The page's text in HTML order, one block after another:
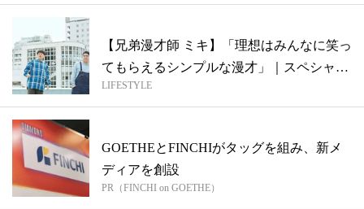
【兄弟漫才師 ミキ】「理想はみんなに笑っ
てもらえるシンプルな漫才」｜スペシャル
イ...
LIFESTYLE
GOETHEとFINCHIがタッグを組み、新メ
ディアを創設
PR（FINCHI on GOETHE）